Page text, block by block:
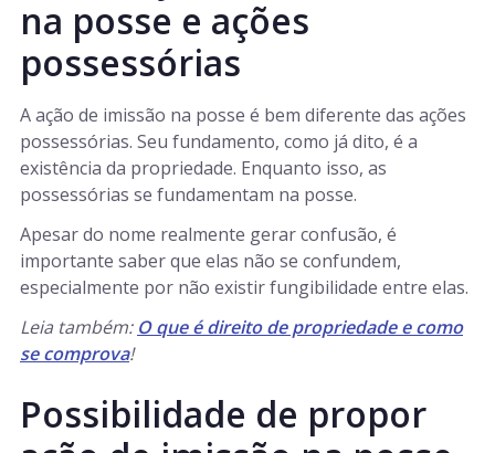
na posse e ações
possessórias
A ação de imissão na posse é bem diferente das ações
possessórias. Seu fundamento, como já dito, é a
existência da propriedade. Enquanto isso, as
possessórias se fundamentam na posse.
Apesar do nome realmente gerar confusão, é
importante saber que elas não se confundem,
especialmente por não existir fungibilidade entre elas.
Leia também: O que é direito de propriedade e como
se comprova!
Possibilidade de propor